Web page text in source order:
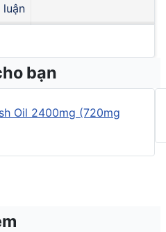
luận
bạn
Oil 2400mg (720mg